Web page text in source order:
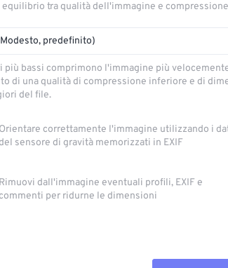
equilibrio tra qualità dell'immagine e
predefinito)
più bassi comprimono l'immagine più
di una qualità di compressione inferiore e di
del file.
Orientare correttamente l'immagine utilizzando i
del sensore di gravità memorizzati in EXIF
Rimuovi dall'immagine eventuali profili, EXIF ​​e
commenti per ridurne le dimensioni